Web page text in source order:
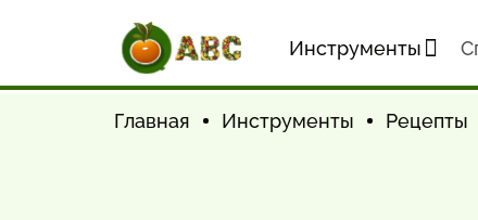
Инструменты
Главная Инструменты Рецепты